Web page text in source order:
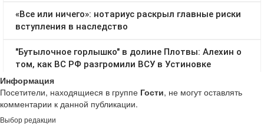
Информация
Посетители, находящиеся в группе Гости, не могут оставлять
комментарии к данной публикации.
Выбор редакции